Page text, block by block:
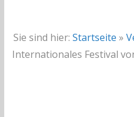
Sie sind hier: Startseite »
Internationales Festival